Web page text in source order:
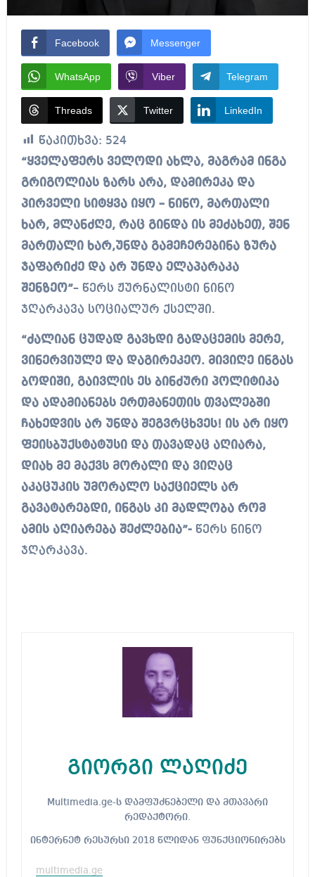
Facebook Messenger
WhatsApp Viber Telegram
Threads Twitter LinkedIn
წაკითხვა: 524
“ყველაფერს ველოდი ახლა, მაგრამ ინგა
გრიგოლიას ზარს არა, დამირეკა და
პირველი სიტყვა იყო – ნინო, მართალი
ხარ, მლანძღე, რაც გინდა ის მეძახეთ, შენ
მართალი ხარ,უნდა გამეჩერებინა ზურა
ჯაფარიძე და არ უნდა ელაპარაკა
შენზეო”– წერს ჟურნალისტი ნინო
ჯღარკავა სოციალურ ქსელში.
“ძალიან ცუდად გავხდი გადაცემის მერე,
ვინერვიულე და დაგირეკეო. მივიღე ინგას
ბოდიში, გაივლის ეს ბინძური პოლიტიკა
და ადამიანებს ერთმანეთის თვალებში
ჩახედვის არ უნდა შეგვრცხვეს! ის არ იყო
ფეისბუქსტატუსი და თავადაც აღიარა,
დიახ მე მაქვს მორალი და ვიღაც
აკაცუკის უმორალო საქციელს არ
გავატარებდი, ინგას კი მადლობა რომ
ამის აღიარება შეძლებია”-წერს ნინო
ჯღარკავა.
გიორგი ლაღიძე
Multimedia.ge-ს დამფუძნებელი და მთავარი
რედაქტორი.
ინტერნეტ რესურსი 2018 წლიდან ფუნქციონირებს
multimedia.ge